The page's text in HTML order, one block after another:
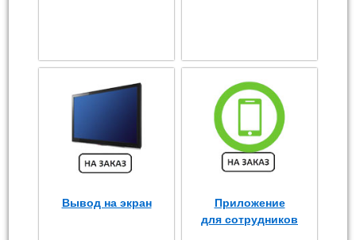
Вывод на экран
Приложение
для сотрудников